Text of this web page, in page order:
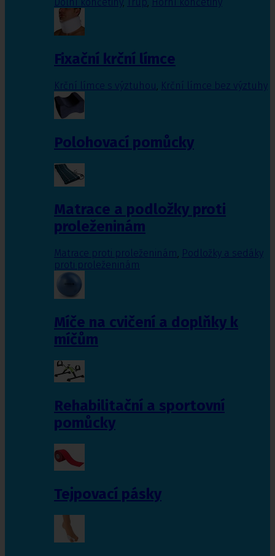
Fixační krční límce
Krční límce s výztuhou Krční límce bez výztuhy
Polohovací pomůcky
Matrace a podložky proti
proleženinám
Matrace proti proleženinám, Podložky a sedáky
proti proleženinám
Míče na cvičení a doplňky k
míčům
Rehabilitační a sportovní
pomůcky
Tejpovací pásky